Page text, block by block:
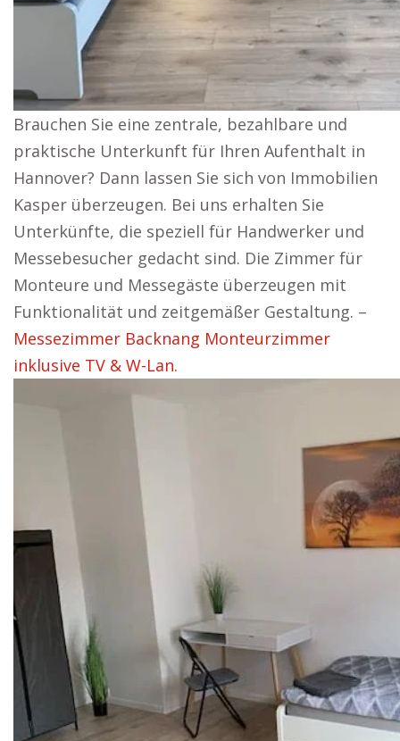
Brauchen Sie eine zentrale, bezahlbare und
praktische Unterkunft für Ihren Aufenthalt in
Hannover? Dann lassen Sie sich von Immobilien
Kasper überzeugen. Bei uns erhalten Sie
Unterkünfte, die speziell für Handwerker und
Messebesucher gedacht sind. Die Zimmer für
Monteure und Messegäste überzeugen mit
Funktionalität und zeitgemäßer Gestaltung. –
Messezimmer Backnang Monteurzimmer
inklusive TV & W-Lan.